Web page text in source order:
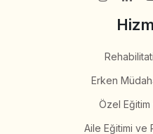
Erken
Özel
Aile Eğitimi ve